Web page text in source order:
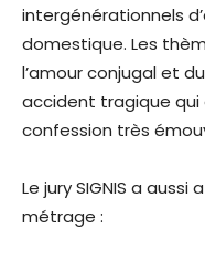
intergénérationnels
domestique. Les
l’amour conjugal et
accident tragique qui
confession très
Le jury SIGNIS a
métrage :